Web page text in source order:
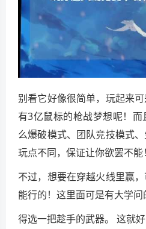
别看它好像很简单，玩起来
有3亿鼠标的枪战梦想呢！
么爆破模式、团队竞技模式
玩点不同，保证让你欲罢不能！
不过，想要在穿越火线里赢
能行的！这里面可是有大学问
得选一把趁手的武器。 这就